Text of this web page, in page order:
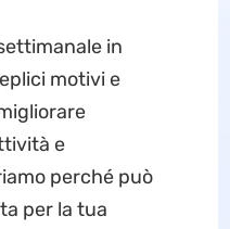
in
motivi e
e
perché può
per la tua